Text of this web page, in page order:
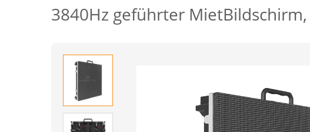
3840Hz geführter